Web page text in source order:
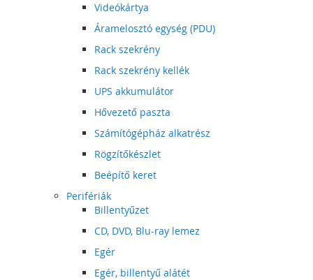
Videókártya
Áramelosztó egység (PDU)
Rack szekrény
Rack szekrény kellék
UPS akkumulátor
Hővezető paszta
Számítógépház alkatrész
Rögzítőkészlet
Beépítő keret
Perifériák
Billentyűzet
CD, DVD, Blu-ray lemez
Egér
Egér, billentyű alátét